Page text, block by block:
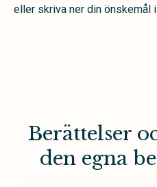
eller skriva ner din önskemål
Berättelser
den egna